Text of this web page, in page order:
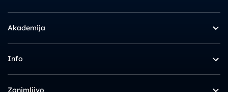
Akademija
Info
Zanimljivo